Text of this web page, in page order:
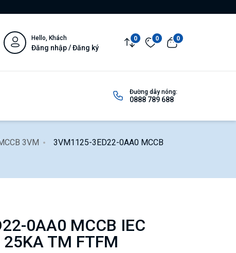
Hello, Khách
Đăng nhập / Đăng ký
0 0 0
Đường dây nóng:
0888 789 688
3VM
3VM1125-3ED22-0AA0 MCCB
0AA0 MCCB IEC
TM FTFM